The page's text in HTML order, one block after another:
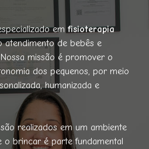
em fisioterapia
atendimento de bebês e
missão é promover o
dos pequenos, por meio
humanizada e
realizados em um ambiente
o brincar é parte fundamental